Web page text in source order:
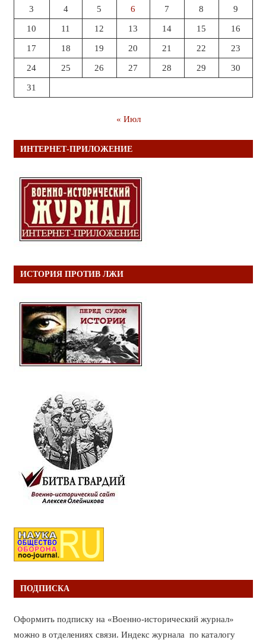
3 4 5 6 7 8 9
10 11 12 13 14 15 16
17 18 19 20 21 22 23
24 25 26 27 28 29 30
31
« Июл
ИНТЕРНЕТ-ПРИЛОЖЕНИЕ
ИСТОРИЯ ПРОТИВ ЛЖИ
ПОДПИСКА
Оформить подписку на «Военно-исторический журнал»
можно в отделениях связи. Индекс журнала по каталогу